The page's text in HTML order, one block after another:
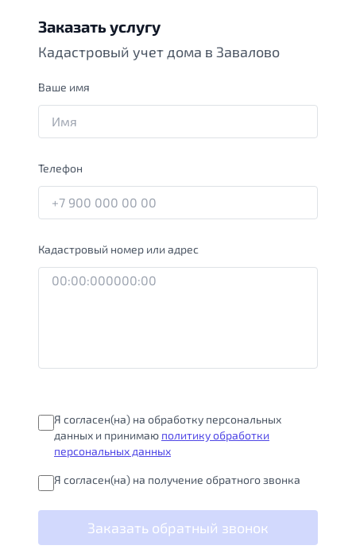
Заказать услугу
Кадастровый учет дома в Завалово
Ваше имя
Телефон
Кадастровый номер или адрес
Я согласен(на) на обработку персональных
данных и принимаю политику обработки
персональных данных
Я согласен(на) на получение обратного звонка
Заказать обратный звонок